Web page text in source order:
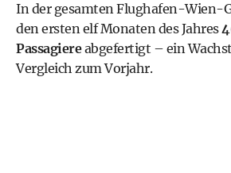
In der gesamten Flughafen-Wien-
den ersten elf Monaten des Jahres
Passagiereabgefertigt – ein
Vergleich zum Vorjahr.